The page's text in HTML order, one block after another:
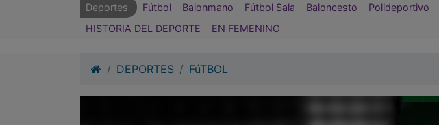
Deportes Fútbol Balonmano Fútbol Sala Baloncesto Polideportivo
HISTORIA DEL DEPORTE
EN FEMENINO
DEPORTES FúTBOL